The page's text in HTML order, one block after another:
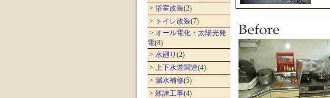
> 浴室改装(2)
> トイレ改装(7)
> オール電化・太陽光発
電(8)
> 水廻り (2)
> 上下水道関連(4)
> 漏水補修(5)
> 雑諸工事(4)